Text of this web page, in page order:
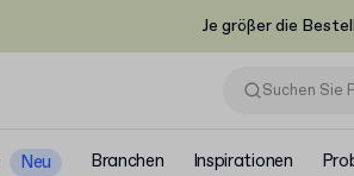
Je größer die
Neu Branchen Inspirationen